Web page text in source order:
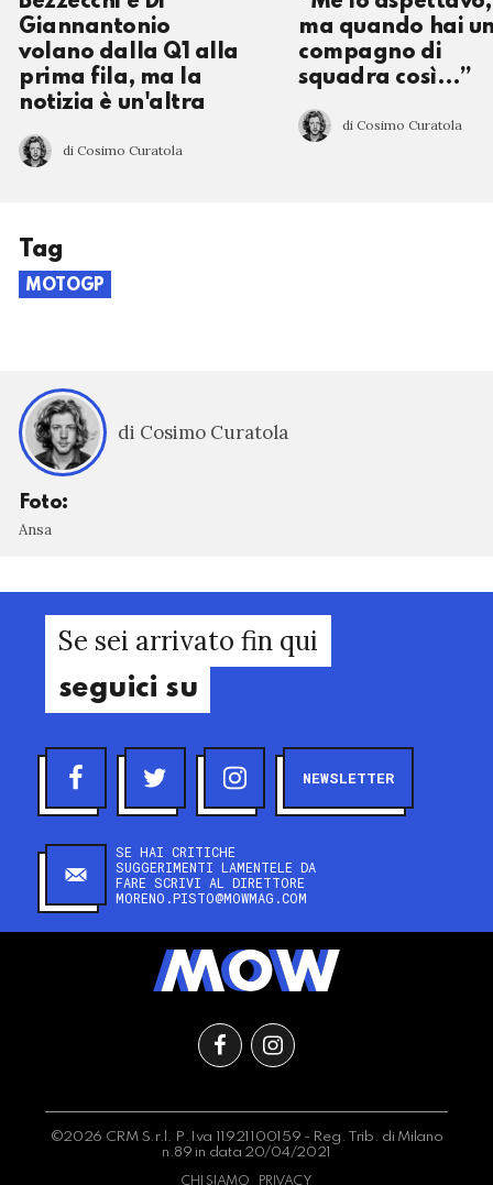
Giannantonio
volano dalla Q1 alla
prima fila, ma la
notizia è un'altra
di Cosimo Curatola
ma quando hai
compagno di
squadra così…”
di Cosimo Curatola
Tag
MOTOGP
di Cosimo Curatola
Foto:
Ansa
Se sei arrivato fin qui
seguici su
NEWSLETTER
SE HAI CRITICHE
SUGGERIMENTI LAMENTELE DA
FARE SCRIVI AL DIRETTORE
MORENO.PISTO@MOWMAG.COM
©2026 CRM S.r.l. P.Iva 11921100159 - Reg. Trib. di Milano
n.89 in data 20/04/2021
CHI SIAMO PRIVACY